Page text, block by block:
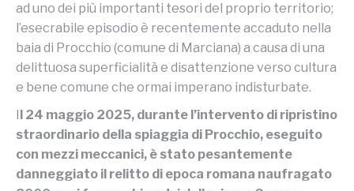
ad uno dei più importanti tesori del proprio territorio;
l’esecrabile episodio è recentemente accaduto nella
baia di Procchio (comune di Marciana) a causa di una
delittuosa superficialità e disattenzione verso cultura
e bene comune che ormai imperano indisturbate.
l 24 maggio 2025, durante l’intervento di ripristino
straordinario della spiaggia di Procchio, eseguito
con mezzi meccanici, è stato pesantemente
danneggiato il relitto di epoca romana naufragato